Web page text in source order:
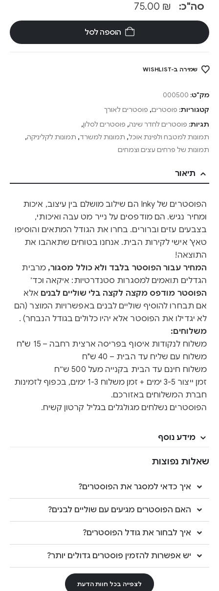
סה"כ: ₪
הוספה לסל
שמירה ב-WISHLIST
מק"ט: 000500
קטגוריות: פוסטרים, פוסטרים לאורך
תגיות: פוסטרים לחדר שינה, פוסטרים לסלון,
תמונות למטבח ולפינת אוכל, תמונות למשרד, תמונות לקליניקה,
תמונות של פרחים עצים וצמחים
תיאור
הפוסטרים של Inky הם שילוב מושלם בין עיצוב, איכות
ומחיר נגיש. הם מודפסים על נייר מט עבה ואיכותי,
בצבעים עזים וברורים. בחרו את הגודל המתאים והוסיפו
טאץ' אישי לקירות הבית. אנחנו בטוחים שתאהבו את
התוצאה!
המחיר עבור הפוסטר בלבד ולא כולל מסגור, מרבית
הגדלים תואמים למסגרות סטנדרטיות: איקאה וכד׳
הפוסטר מודפס מקצה לקצה בלי שוליים לבנים אלא
אם תבחרו להוסיף שוליים לבנים באפשרויות המוצר (הם
לא יגדילו את הפוסטר אלא יהיו כלולים בגודל הנבחר) .
משלוחים:
משלוח לנקודות איסוף בפריסה ארצית רחבה – 15 ש"ח
משלוח עם שליח עד הבית – 40 ש"ח
משלוח חינם עד הבית בקנייה מעל 500 ש״ח
זמן ייצור 3-5 ימים + זמן משלוח 1-3 ימים, בכפוף לזמינות
חברת המשלוחים באזורכם.
הפוסטרים נשלחים מגולגלים בגליל קרטון קשיח.
מידע נוסף
שאלות נפוצות
איך כדאי למסגר את הפוסטרים?
האם הפוסטרים מגיעים עם שוליים לבנים?
איך לבחור את גודל הפוסטרים?
יש אפשרות להזמין פוסטרים גדולים יותר?
לצפייה בכל חוות הדעת